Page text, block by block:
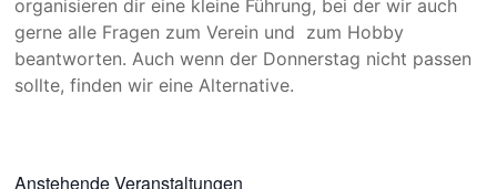
organisieren dir eine kleine Führung, bei der wir auch
gerne alle Fragen zum Verein und zum Hobby
beantworten. Auch wenn der Donnerstag nicht passen
sollte, finden wir eine Alternative.
Anstehende Veranstaltungen